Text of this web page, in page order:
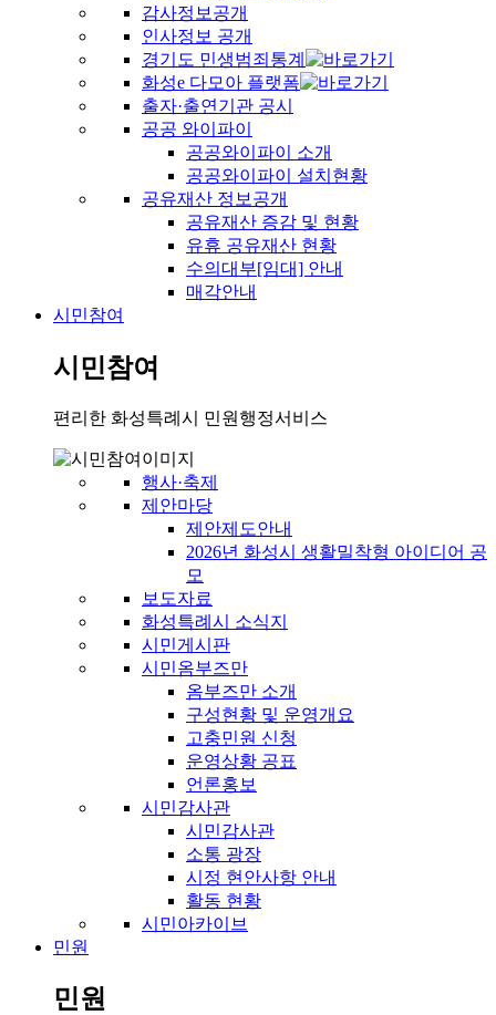
감사정보공개
인사정보 공개
경기도 민생범죄통계
화성e 다모아 플랫폼
출자·출연기관 공시
공공 와이파이
공공와이파이 소개
공공와이파이 설치현황
공유재산 정보공개
공유재산 증감 및 현황
유휴 공유재산 현황
수의대부[임대] 안내
매각안내
시민참여
시민참여
편리한 화성특례시 민원행정서비스
행사·축제
제안마당
제안제도안내
2026년 화성시 생활밀착형 아이디어 공
모
보도자료
화성특례시 소식지
시민게시판
시민옴부즈만
옴부즈만 소개
구성현황 및 운영개요
고충민원 신청
운영상황 공표
언론홍보
시민감사관
시민감사관
소통 광장
시정 현안사항 안내
활동 현황
시민아카이브
민원
민원